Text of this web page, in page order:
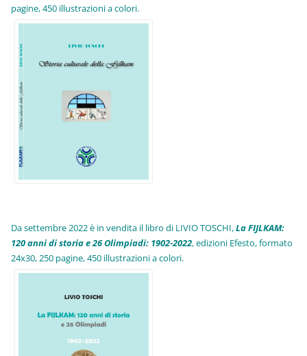
pagine, 450 illustrazioni a colori.
Da settembre 2022 è in vendita il libro di LIVIO TOSCHI,La FIJLKAM:
120 anni di storia e 26 Olimpiadi: 1902-2022, edizioni Efesto, formato
24x30, 250 pagine, 450 illustrazioni a colori.